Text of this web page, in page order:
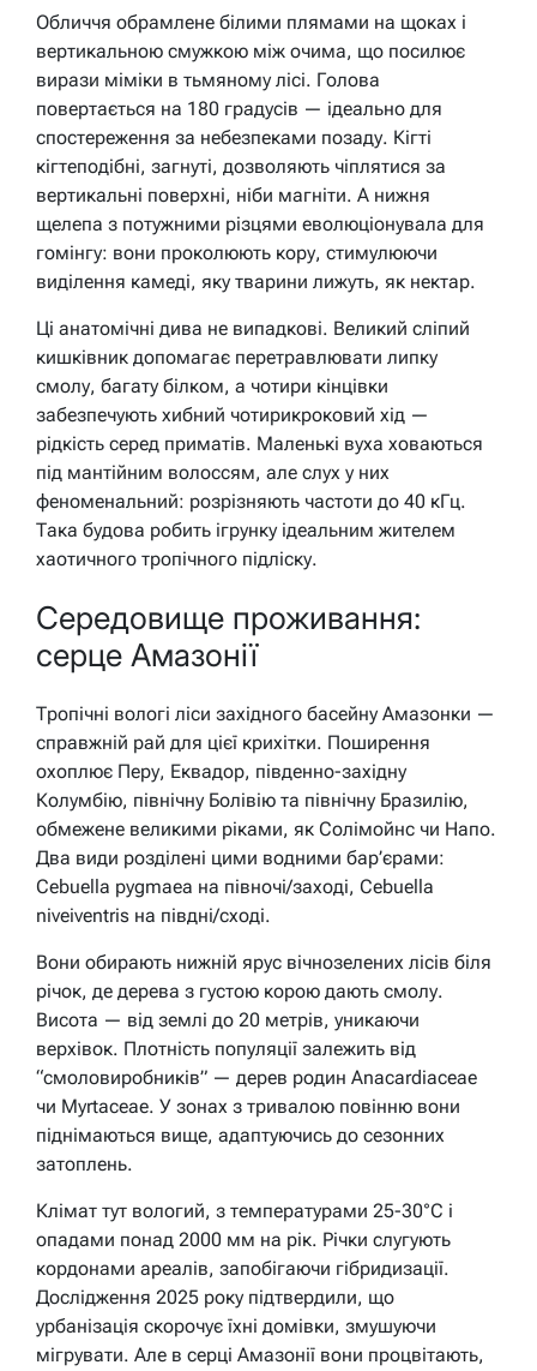
Обличчя обрамлене білими плямами на щоках і
вертикальною смужкою між очима, що посилює
вирази міміки в тьмяному лісі. Голова
повертається на 180 градусів — ідеально для
спостереження за небезпеками позаду. Кігті
кігтеподібні, загнуті, дозволяють чіплятися за
вертикальні поверхні, ніби магніти. А нижня
щелепа з потужними різцями еволюціонувала для
гомінгу: вони проколюють кору, стимулюючи
виділення камеді, яку тварини лижуть, як нектар.
Ці анатомічні дива не випадкові. Великий сліпий
кишківник допомагає перетравлювати липку
смолу, багату білком, а чотири кінцівки
забезпечують хибний чотирикроковий хід —
рідкість серед приматів. Маленькі вуха ховаються
під мантійним волоссям, але слух у них
феноменальний: розрізняють частоти до 40 кГц.
Така будова робить ігрунку ідеальним жителем
хаотичного тропічного підліску.
Середовище проживання:
серце Амазонії
Тропічні вологі ліси західного басейну Амазонки —
справжній рай для цієї крихітки. Поширення
охоплює Перу, Еквадор, південно-західну
Колумбію, північну Болівію та північну Бразилію,
обмежене великими ріками, як Солімойнс чи Напо.
Два види розділені цими водними бар’єрами:
Cebuella pygmaea на півночі/заході, Cebuella
niveiventris на півдні/сході.
Вони обирають нижній ярус вічнозелених лісів біля
річок, де дерева з густою корою дають смолу.
Висота — від землі до 20 метрів, уникаючи
верхівок. Плотність популяції залежить від
“смоловиробників” — дерев родин Anacardiaceae
чи Myrtaceae. У зонах з тривалою повінню вони
піднімаються вище, адаптуючись до сезонних
затоплень.
Клімат тут вологий, з температурами 25-30°C і
опадами понад 2000 мм на рік. Річки слугують
кордонами ареалів, запобігаючи гібридизації.
Дослідження 2025 року підтвердили, що
урбанізація скорочує їхні домівки, змушуючи
мігрувати. Але в серці Амазонії вони процвітають,